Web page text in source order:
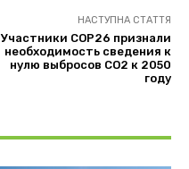
НАСТУПНА СТАТТЯ
Участники COP26 признали
необходимость сведения к
нулю выбросов СО2 к 2050
году